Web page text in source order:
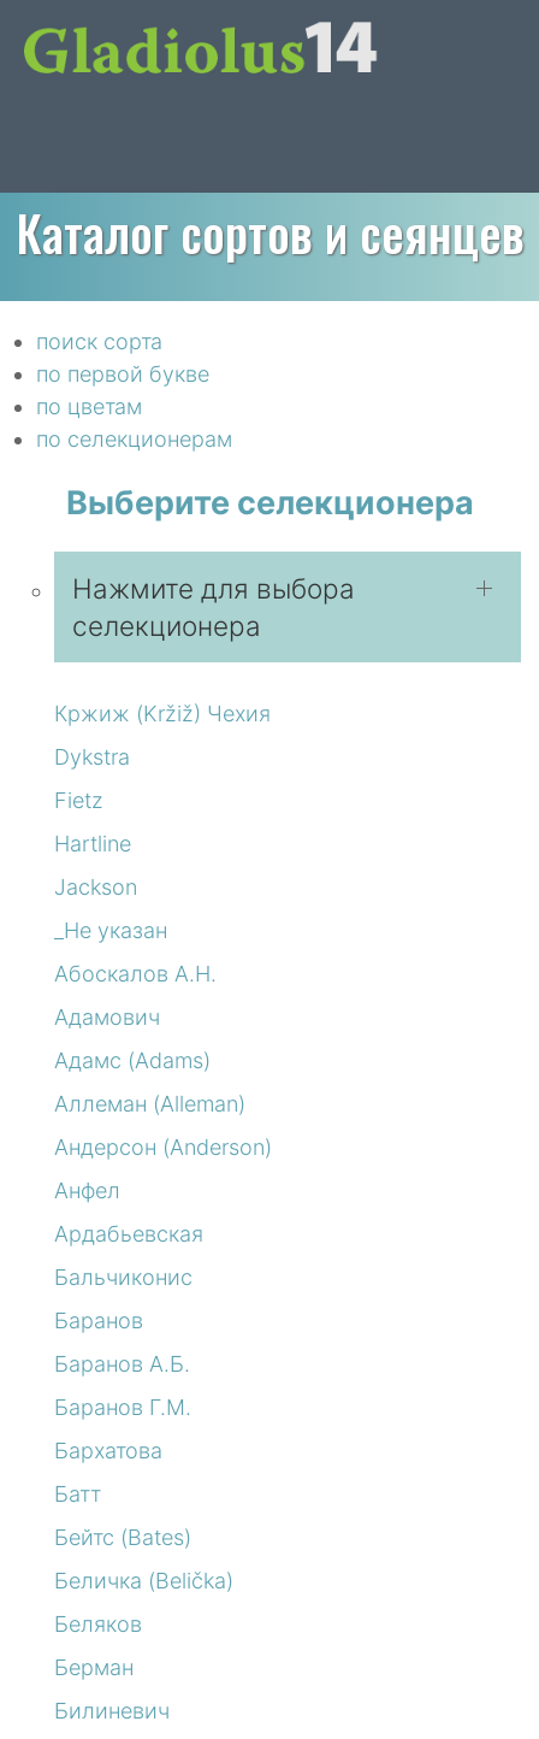
Каталог сортов и сеянцев
поиск сорта
по первой букве
по цветам
по селекционерам
Выберите селекционера
Нажмите для выбора
селекционера
Кржиж (Kržiž) Чехия
Dykstra
Fietz
Hartline
Jackson
_Не указан
Абоскалов А.Н.
Адамович
Адамс (Adams)
Аллеман (Alleman)
Андерсон (Anderson)
Анфел
Ардабьевская
Бальчиконис
Баранов
Баранов А.Б.
Баранов Г.М.
Бархатова
Батт
Бейтс (Bates)
Беличка (Belička)
Беляков
Берман
Билиневич